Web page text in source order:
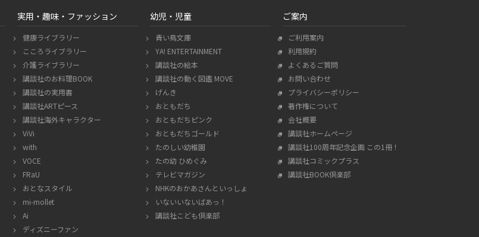
実用・趣味・ファッション
健康ライブラリー
こころライブラリー
介護ライブラリー
講談社のお料理BOOK
講談社の実用書
講談社ARTピース
講談社海外キャラクター
ViVi
with
VOCE
FRaU
おとなスタイル
mi-mollet
Ai
ディズニーファン
幼児・児童
青い鳥文庫
YA! ENTERTAINMENT
講談社の絵本
講談社の動く図鑑 MOVE
げんき
おともだち
おともだちピンク
おともだちゴールド
たのしい幼稚園
たの幼 ひめぐみ
テレビマガジン
NHKのおかあさんといっしょ
いないいないばあっ！
講談社こども倶楽部
ご案内
ご利用案内
利用規約
よくあるご質問
お問い合わせ
プライバシーポリシー
著作権について
会社概要
講談社ホームページ
講談社100周年記念企画 この1冊！
講談社コミックプラス
講談社BOOK倶楽部